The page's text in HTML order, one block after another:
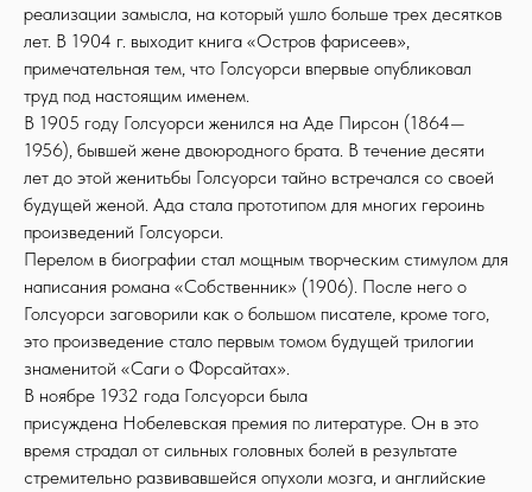
реализации замысла, на который ушло больше трех десятков
лет. В 1904 г. выходит книга «Остров фарисеев»,
примечательная тем, что Голсуорси впервые опубликовал
труд под настоящим именем.
В 1905 году Голсуорси женился на Аде Пирсон (1864—
1956), бывшей жене двоюродного брата. В течение десяти
лет до этой женитьбы Голсуорси тайно встречался со своей
будущей женой. Ада стала прототипом для многих героинь
произведений Голсуорси.
Перелом в биографии стал мощным творческим стимулом для
написания романа «Собственник» (1906). После него о
Голсуорси заговорили как о большом писателе, кроме того,
это произведение стало первым томом будущей трилогии
знаменитой «Саги о Форсайтах».
В ноябре 1932 года Голсуорси была
присуждена Нобелевская премия по литературе. Он в это
время страдал от сильных головных болей в результате
стремительно развивавшейся опухоли мозга, и английские